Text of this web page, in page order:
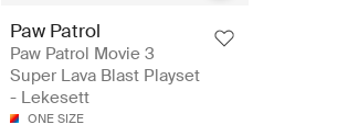
Paw Patrol
Paw Patrol Movie 3
Super Lava Blast Playset
- Lekesett
ONE SIZE